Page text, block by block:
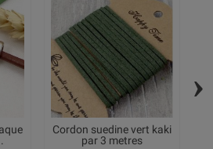
Cordon suedine vert kaki
par 3 metres
›